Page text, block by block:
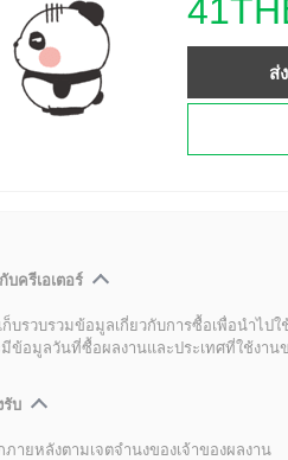
ส่
ครีเอเตอร์
ก็บรวบรวมข้อมูลเกี่ยวกับการซื้อเพื่อนำไป
มีข้อมูลวันที่ซื้อผลงานและประเทศที่ใช้งา
รับ
ภายหลังตามเจตจำนงของเจ้าของผลงาน